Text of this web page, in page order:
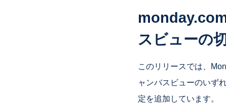
スビューの
このリリースでは、
ャンバスビューのいず
定を追加しています。